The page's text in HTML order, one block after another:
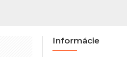
Informácie